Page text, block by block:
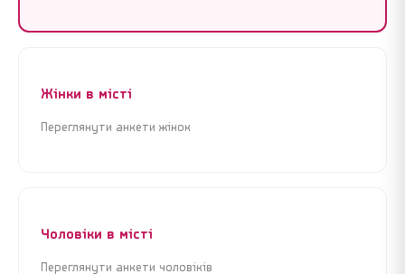
Жінки в місті
Переглянути анкети жінок
Чоловіки в місті
Переглянути анкети чоловіків